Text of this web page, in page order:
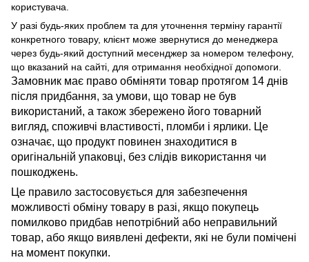
користувача.
У разі будь-яких проблем та для уточнення терміну гарантії
конкретного товару, клієнт може звернутися до менеджера
через будь-який доступний месенджер за номером телефону,
що вказаний на сайті, для отримання необхідної допомоги.
Замовник має право обміняти товар протягом 14 днів
після придбання, за умови, що товар не був
використаний, а також збережено його товарний
вигляд, споживчі властивості, пломби і ярлики. Це
означає, що продукт повинен знаходитися в
оригінальній упаковці, без слідів використання чи
пошкоджень.
Це правило застосовується для забезпечення
можливості обміну товару в разі, якщо покупець
помилково придбав непотрібний або неправильний
товар, або якщо виявлені дефекти, які не були помічені
на момент покупки.